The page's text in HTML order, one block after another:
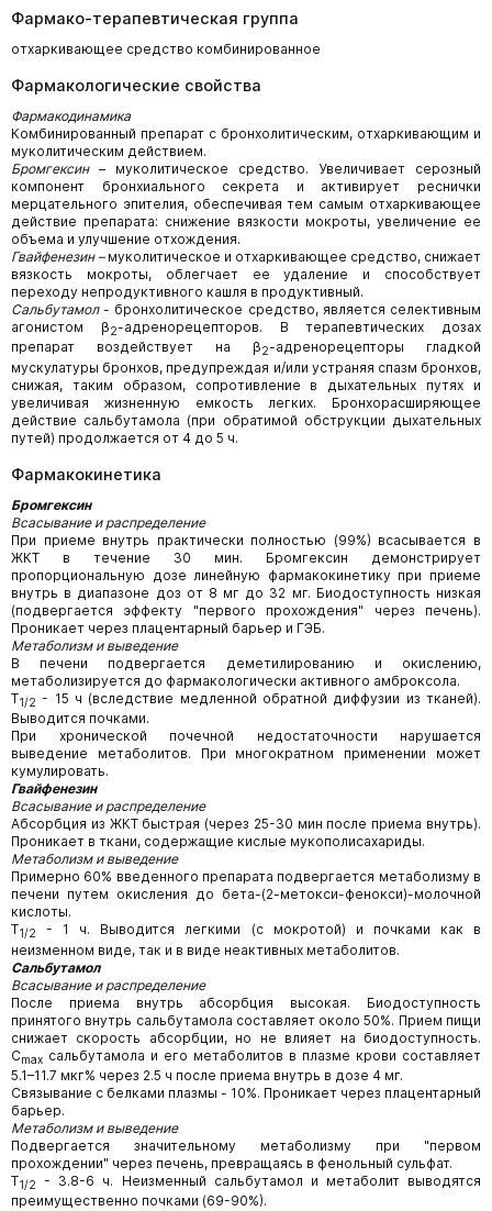
Фармако-терапевтическая группа
отхаркивающее средство комбинированное
Фармакологические свойства
Фармакодинамика
Комбинированный препарат с бронхолитическим, отхаркивающим и
муколитическим действием.
Бромгексин – муколитическое средство. Увеличивает серозный
компонент бронхиального секрета и активирует реснички
мерцательного эпителия, обеспечивая тем самым отхаркивающее
действие препарата: снижение вязкости мокроты, увеличение ее
объема и улучшение отхождения.
Гвайфенезин – муколитическое и отхаркивающее средство, снижает
вязкость мокроты, облегчает ее удаление и способствует
переходу непродуктивного кашля в продуктивный.
Сальбутамол- бронхолитическое средство, является селективным
агонистом β2-адренорецепторов. В терапевтических дозах
препарат воздействует на β2-адренорецепторы гладкой
мускулатуры бронхов, предупреждая и/или устраняя спазм бронхов,
снижая, таким образом, сопротивление в дыхательных путях и
увеличивая жизненную емкость легких. Бронхорасширяющее
действие сальбутамола (при обратимой обструкции дыхательных
путей) продолжается от 4 до 5 ч.
Фармакокинетика
Бромгексин
Всасывание и распределение
При приеме внутрь практически полностью (99%) всасывается в
ЖКТ в течение 30 мин. Бромгексин демонстрирует
пропорциональную дозе линейную фармакокинетику при приеме
внутрь в диапазоне доз от 8 мг до 32 мг. Биодоступность низкая
(подвергается эффекту "первого прохождения" через печень).
Проникает через плацентарный барьер и ГЭБ.
Метаболизм и выведение
В печени подвергается деметилированию и окислению,
метаболизируется до фармакологически активного амброксола.
T1/2 - 15 ч (вследствие медленной обратной диффузии из тканей).
Выводится почками.
При хронической почечной недостаточности нарушается
выведение метаболитов. При многократном применении может
кумулировать.
Гвайфенезин
Всасывание и распределение
Абсорбция из ЖКТ быстрая (через 25-30 мин после приема внутрь).
Проникает в ткани, содержащие кислые мукополисахариды.
Метаболизм и выведение
Примерно 60% введенного препарата подвергается метаболизму в
печени путем окисления до бета-(2-метокси-фенокси)-молочной
кислоты.
T1/2
- 1 ч. Выводится легкими (с мокротой) и почками как в
неизменном виде, так и в виде неактивных метаболитов.
Сальбутамол
Всасывание и распределение
После приема внутрь абсорбция высокая. Биодоступность
принятого внутрь сальбутамола составляет около 50%. Прием пищи
снижает скорость абсорбции, но не влияет на биодоступность.
Cmax сальбутамола и его метаболитов в плазме крови составляет
5.1–11.7 мкг% через 2.5 ч после приема внутрь в дозе 4 мг.
Связывание с белками плазмы - 10%. Проникает через плацентарный
барьер.
Метаболизм и выведение
Подвергается значительному метаболизму при "первом
прохождении" через печень, превращаясь в фенольный сульфат.
T1/2
- 3.8-6 ч. Неизменный сальбутамол и метаболит выводятся
преимущественно почками (69-90%).